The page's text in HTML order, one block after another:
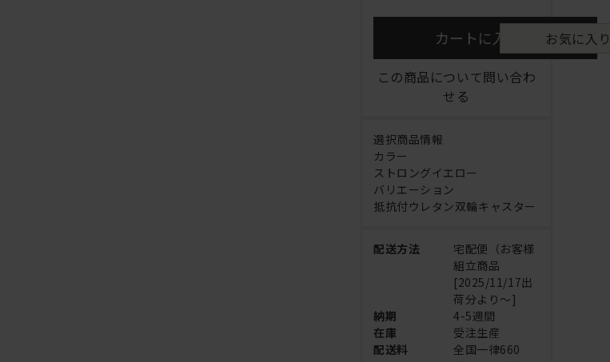
カートに入れる お気に入
この商品について問い合わ
せる
選択商品情報
カラー
ストロングイエロー
バリエーション
抵抗付ウレタン双輪キャスター
配送方法
宅配便（お客様
組立商品
[2025/11/17出
荷分より～]
納期
4-5週間
在庫
受注生産
配送料
全国一律660